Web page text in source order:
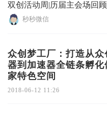
双创活动周|历届主会场回
秒秒微信
众创梦工厂：打造从
器到加速器全链条孵化
家特色空间
2018-06-12 11:26